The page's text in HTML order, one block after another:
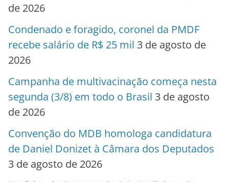
de 2026
Condenado e foragido, coronel da PMDF
recebe salário de R$ 25 mil 3 de agosto de
2026
Campanha de multivacinação começa nesta
segunda (3/8) em todo o Brasil 3 de agosto
de 2026
Convenção do MDB homologa candidatura
de Daniel Donizet à Câmara dos Deputados
3 de agosto de 2026